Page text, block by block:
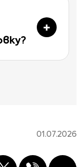
01.07.2026